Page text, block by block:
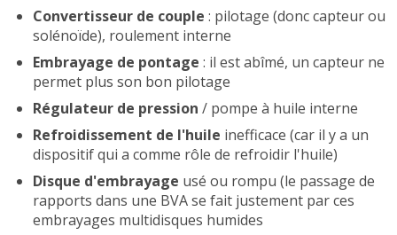
Convertisseur de couple : pilotage (donc capteur ou
solénoïde), roulement interne
Embrayage de pontage : il est abîmé, un capteur ne
permet plus son bon pilotage
Régulateur de pression / pompe à huile interne
Refroidissement de l'huile inefficace (car il y a un
dispositif qui a comme rôle de refroidir l'huile)
Disque d'embrayage usé ou rompu (le passage de
rapports dans une BVA se fait justement par ces
embrayages multidisques humides